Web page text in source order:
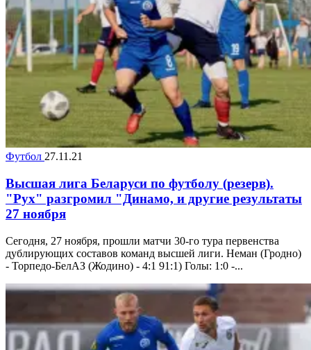
Футбол 27.11.21
Высшая лига Беларуси по футболу (резерв).
"Рух" разгромил "Динамо, и другие результаты
27 ноября
Сегодня, 27 ноября, прошли матчи 30-го тура первенства
дублирующих составов команд высшей лиги. Неман (Гродно)
- Торпедо-БелАЗ (Жодино) - 4:1 91:1) Голы: 1:0 -...